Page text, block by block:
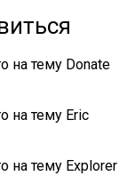
на тему Donate
на тему Eric
на тему Explorer